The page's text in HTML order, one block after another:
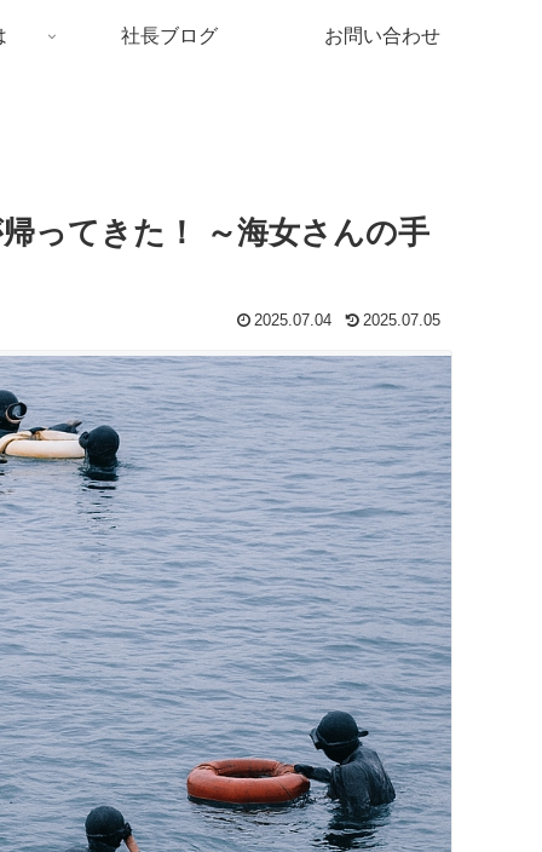
社長ブログ お問い合わせ
ってきた！ ～海女さんの手
2025.07.04 2025.07.05